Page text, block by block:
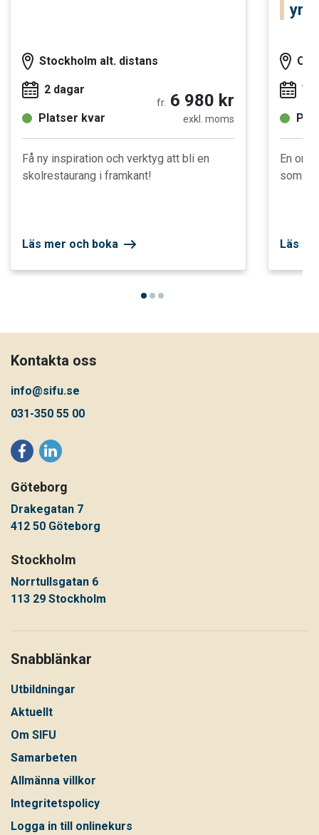
Stockholm alt. distans
2 dagar
Platser kvar
fr. 6 980 kr
exkl. moms
Få ny inspiration och verktyg att bli en
skolrestaurang i framkant!
Läs mer och boka
En
som
Läs
Kontakta oss
info@sifu.se
031-350 55 00
Göteborg
Drakegatan 7
412 50 Göteborg
Stockholm
Norrtullsgatan 6
113 29 Stockholm
Snabblänkar
Utbildningar
Aktuellt
Om SIFU
Samarbeten
Allmänna villkor
Integritetspolicy
Logga in till onlinekurs